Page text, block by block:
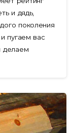
и дядь,
поколения
пугаем вас
делаем